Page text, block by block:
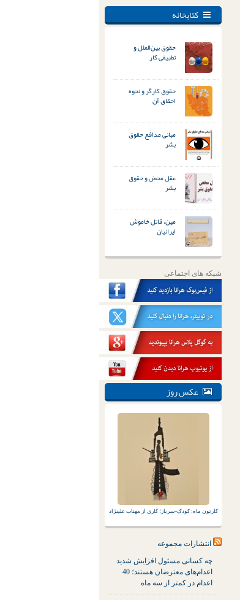
کتابخانه
حقوق بین‌الملل و
تطبیقی کار
حقوق کارگر و نحوه
احقاق آن
مبانی مدافع حقوق
بشر
عقل محض و حقوق
بشر
مین، قاتل خاموش
ایرانیان
شبکه های اجتماعی
عکس روز
کارتون ماه: کودک-سرباز؛ کاری از مهتاب علینژاد
انتشارات مجموعه
چه کسانی مسئول افزایش شدید
اعدام‌های معترضان هستند؛ 40
اعدام در کمتر از سه ماه